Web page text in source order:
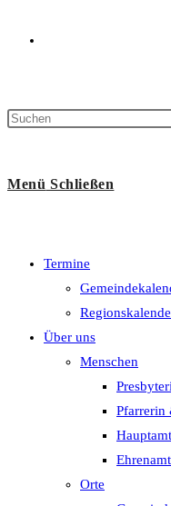
umschalten
Menü Schließen
Termine
Über uns
Menschen
Pfarrerin
Orte